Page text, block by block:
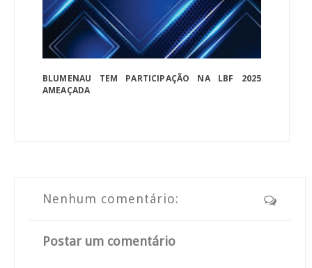
BLUMENAU TEM PARTICIPAÇÃO NA LBF 2025
AMEAÇADA
Nenhum comentário:
Postar um comentário